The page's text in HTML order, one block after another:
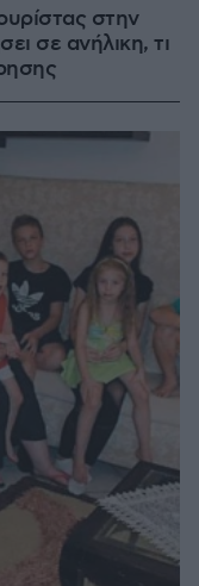
στην
σε ανήλικη, τι